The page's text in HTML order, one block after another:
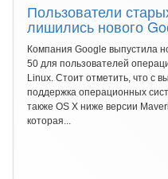
Пользователи
лишились нового
Компания Google выпустила
50 для пользователей
Linux. Стоит отметить, что с
поддержка операционных
также OS X ниже версии
которая...